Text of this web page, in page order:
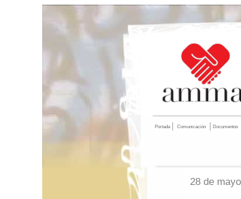
Portada Comunicación Documentos
28 de